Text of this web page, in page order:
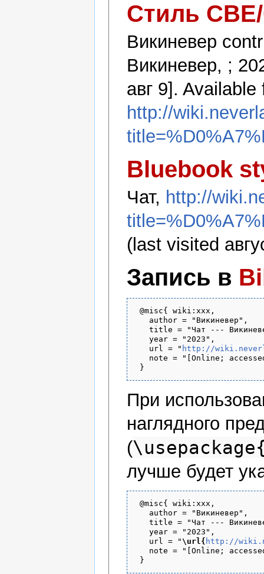
Стиль
Викиневер
Викиневер, ;
авг 9]. Available
http://
Bluebook
Чат, http://
(last visited
Запись в
@misc{ wiki:xxx,
   author = "Викиневер",
title = "Чат ---
   year = "2023",
   url = "
http://
note = "[Online;
При
наглядного
(
лучше будет
@misc{ wiki:xxx,
   author = "Викиневер",
title = "Чат ---
   year = "2023",
   url = "
\url{ http://
note = "[Online;